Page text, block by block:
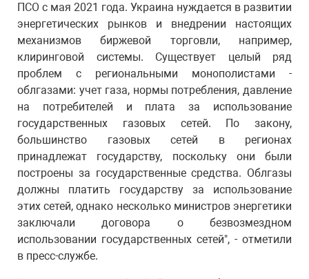
ПСО с мая 2021 года. Украина нуждается в развитии
энергетических рынков и внедрении настоящих
механизмов биржевой торговли, например,
клиринговой системы. Существует целый ряд
проблем с региональными монополистами -
облгазами: учет газа, нормы потребления, давление
на потребителей и плата за использование
государственных газовых сетей. По закону,
большинство газовых сетей в регионах
принадлежат государству, поскольку они были
построены за государственные средства. Облгазы
должны платить государству за использование
этих сетей, однако несколько министров энергетики
заключали договора о безвозмездном
использовании государственных сетей", - отметили
в пресс-службе.